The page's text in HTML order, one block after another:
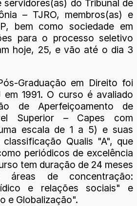
servidores(as) do Tribunal de
– TJRO, membros(as) e
bem como sociedade em
para o processo seletivo
hoje, 25, e vão até o dia 3
Graduação em Direito foi
em 1991. O curso é avaliado
de Aperfeiçoamento de
Superior – Capes com
escala de 1 a 5) e suas
Qualis "A", que
periódicos de excelência
tem duração de 24 meses
de concentração:
e relações sociais" e
e Globalização".